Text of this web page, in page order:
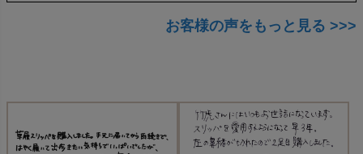
お客様の声をもっと見る >>>